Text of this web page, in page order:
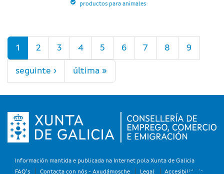
productos para animales
Páxinas
1 2 3 4 5 6 7 8 9
seguinte › última »
Información mantida e publicada na Internet pola Xunta de Galicia
FAQ's
Contacta con nós - Axudámosche Legal Accesibilidade